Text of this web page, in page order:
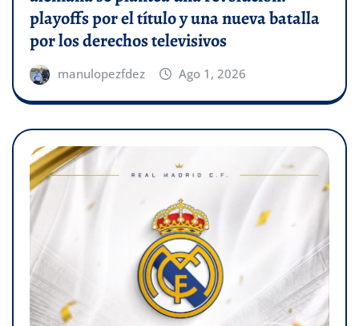
playoffs por el título y una nueva batalla
por los derechos televisivos
manulopezfdez Ago 1, 2026